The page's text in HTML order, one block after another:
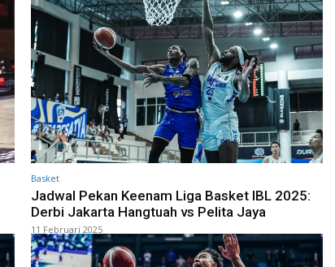
Basket
Jadwal Pekan Keenam Liga Basket IBL 2025:
Derbi Jakarta Hangtuah vs Pelita Jaya
11 Februari 2025